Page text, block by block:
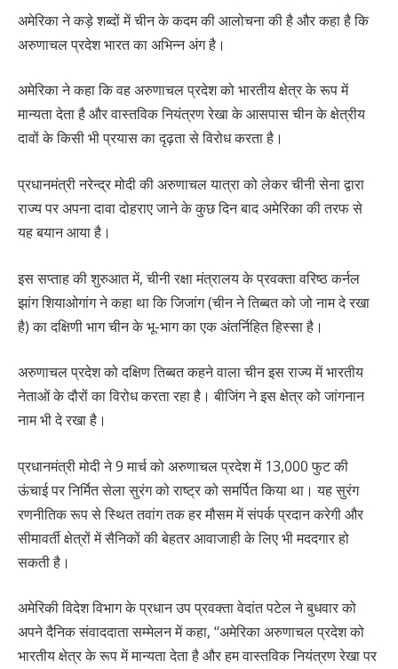
अमेरिका ने कड़े शब्दों में चीन के कदम की आलोचना की है और कहा है कि
अरुणाचल प्रदेश भारत का अभिन्न अंग है।
अमेरिका ने कहा कि वह अरुणाचल प्रदेश को भारतीय क्षेत्र के रूप में
मान्यता देता है और वास्तविक नियंत्रण रेखा के आसपास चीन के क्षेत्रीय
दावों के किसी भी प्रयास का दृढ़ता से विरोध करता है।
प्रधानमंत्री नरेन्द्र मोदी की अरुणाचल यात्रा को लेकर चीनी सेना द्वारा
राज्य पर अपना दावा दोहराए जाने के कुछ दिन बाद अमेरिका की तरफ से
यह बयान आया है।
इस सप्ताह की शुरुआत में, चीनी रक्षा मंत्रालय के प्रवक्ता वरिष्ठ कर्नल
झांग शियाओगांग ने कहा था कि जिजांग (चीन ने तिब्बत को जो नाम दे रखा
है) का दक्षिणी भाग चीन के भू-भाग का एक अंतर्निहित हिस्सा है।
अरुणाचल प्रदेश को दक्षिण तिब्बत कहने वाला चीन इस राज्य में भारतीय
नेताओं के दौरों का विरोध करता रहा है। बीजिंग ने इस क्षेत्र को जांगनान
नाम भी दे रखा है।
प्रधानमंत्री मोदी ने 9 मार्च को अरुणाचल प्रदेश में 13,000 फुट की
ऊंचाई पर निर्मित सेला सुरंग को राष्ट्र को समर्पित किया था। यह सुरंग
रणनीतिक रूप से स्थित तवांग तक हर मौसम में संपर्क प्रदान करेगी और
सीमावर्ती क्षेत्रों में सैनिकों की बेहतर आवाजाही के लिए भी मददगार हो
सकती है।
अमेरिकी विदेश विभाग के प्रधान उप प्रवक्ता वेदांत पटेल ने बुधवार को
अपने दैनिक संवाददाता सम्मेलन में कहा, ‘‘अमेरिका अरुणाचल प्रदेश को
भारतीय क्षेत्र के रूप में मान्यता देता है और हम वास्तविक नियंत्रण रेखा पर